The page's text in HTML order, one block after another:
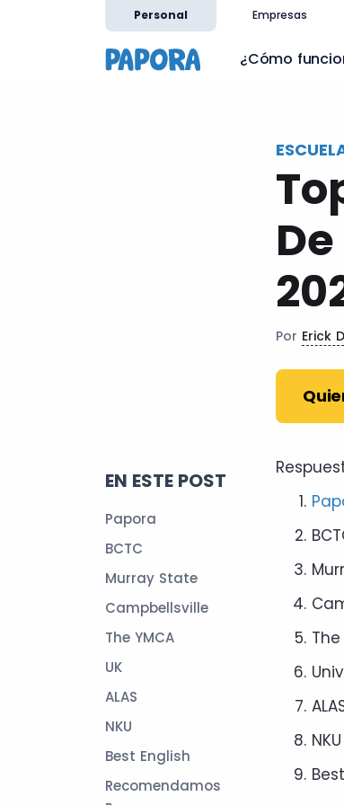
Personal Empresas
¿Cómo
Por Erick
EN ESTE POST
Papora
BCTC
Murray State
Campbellsville
The YMCA
UK
ALAS
NKU
Best English
Recomendamos
The